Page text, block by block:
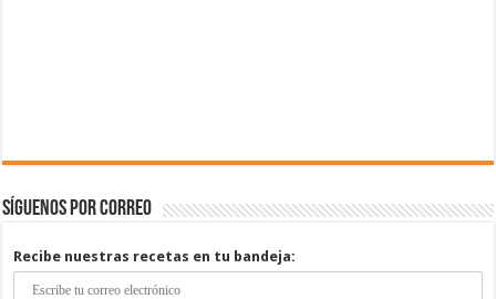
Síguenos por correo
Recibe nuestras recetas en tu bandeja: